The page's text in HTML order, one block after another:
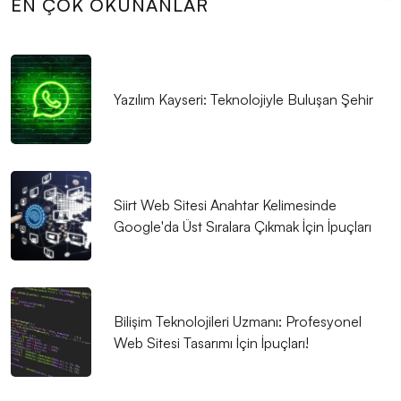
Çözümler Sunuyor
Yaklaşım
SEO Dönüşüm Oranı Optimizasyonu Nedir ve Neden
Önemlidir?
Dijital Pazarlama ve Web Tasarım: Markanızı Dijital
Dünyada Öne Çıkarmanın Gücü
Alesta Medya: Harf Kombinasyonu ile Logo
Tasarımında Yaratıcı Çözümler
Oyun Test Etme: Eğlenceli ve Önemli Bir Deneyim
SEO Uyumlu Web Tasarımında Kullanıcı Deneyimi
Önemi
EN ÇOK OKUNANLAR
Yazılım Kayseri: Teknolojiyle Buluşan Şehir
Siirt Web Sitesi Anahtar Kelimesinde
Google'da Üst Sıralara Çıkmak İçin İpuçları
Bilişim Teknolojileri Uzmanı: Profesyonel
Web Sitesi Tasarımı İçin İpuçları!